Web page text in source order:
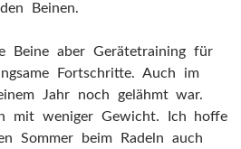
Beinen.
Beine aber Gerätetraining für
Fortschritte. Auch im
Jahr noch gelähmt war.
mit weniger Gewicht. Ich hoffe
Sommer beim Radeln auch